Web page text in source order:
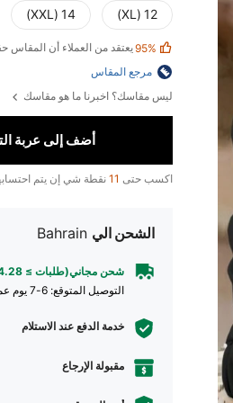
12 (XL)
14 (XXL)
95%يعتقد من العملاء أن
مرجع المقاس
ليس مقاسك؟ اخبرنا ما هو مقاسك
أضف إلى عربة
اكسب حتى 11 نقطة شي إن يتم
الشحن الي Bahrain
شحن مجاني(طلبات ≥ 334.28)
التوصيل المتوقع: 6-7 يوم عمل
خدمة الدفع عند الاستلام
مقبولة الإرجاع